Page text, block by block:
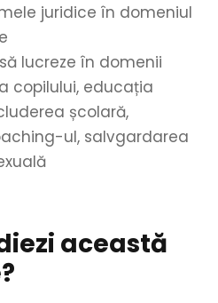
juridice în domeniul
lucreze în domenii
copilului, educația
școlară,
ul, salvgardarea
această